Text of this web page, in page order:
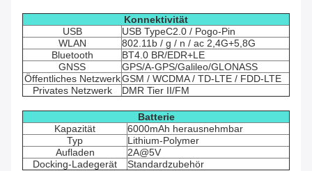
Konnektivität
USB
USB TypeC2.0 / Pogo-Pin
WLAN
802.11b / g / n / ac 2,4G+5,8G
Bluetooth
BT4.0 BR/EDR+LE
GNSS
GPS/A-GPS/Galileo/GLONASS
Öffentliches NetzwerkGSM / WCDMA / TD-LTE / FDD-LTE
Privates Netzwerk
DMR Tier II/FM
Batterie
Kapazität
6000mAh herausnehmbar
Typ
Lithium-Polymer
Aufladen
2A@5V
Docking-Ladegerät
Standardzubehör